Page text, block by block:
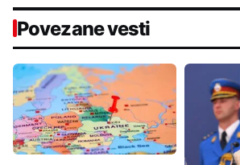
Povezane vesti